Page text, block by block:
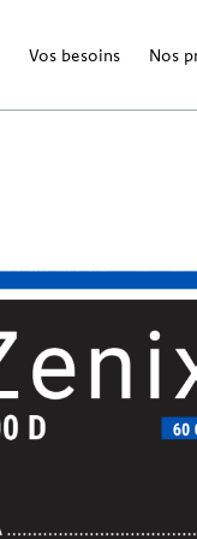
Vos besoins Nos